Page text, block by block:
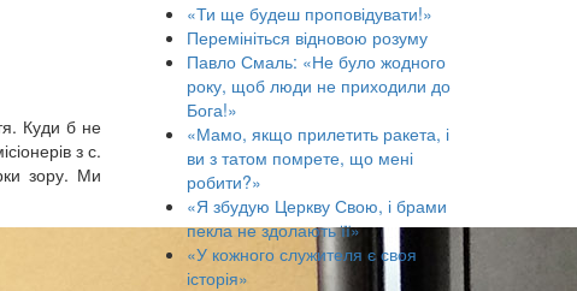
Куди б не
з с.
зору. Ми
«Ти ще будеш проповідувати!»
Перемініться відновою розуму
Павло Смаль: «Не було жодного
року, щоб люди не приходили до
Бога!»
«Мамо, якщо прилетить ракета, і
ви з татом помрете, що мені
робити?»
«Я збудую Церкву Свою, і брами
пекла не здолають її»
«У кожного служителя є своя
історія»